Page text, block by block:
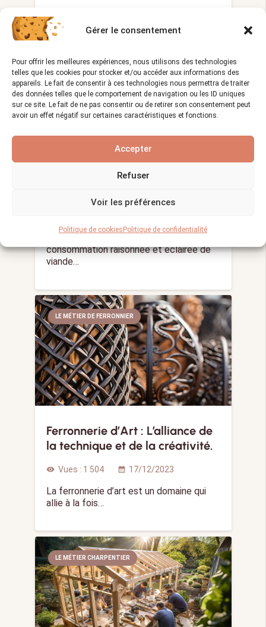
Gérer le consentement
Pour offrir les meilleures expériences, nous utilisons des technologies
telles que les cookies pour stocker et/ou accéder aux informations des
appareils. Le fait de consentir à ces technologies nous permettra de traiter
des données telles que le comportement de navigation ou les ID uniques
sur ce site. Le fait de ne pas consentir ou de retirer son consentement peut
avoir un effet négatif sur certaines caractéristiques et fonctions.
Accepter
Refuser
Voir les préférences
Politique de cookiesPolitique de confidentialité
Boucherie : Les bienfaits d’une
consommation raisonnée et
consommation raisonnée et éclairée de
viande…
LE MÉTIER DE FERRONNIER
Ferronnerie d’Art : L’alliance de
la technique et de la créativité.
visibility Vues : 1 504 calendar_month 17/12/2023
La ferronnerie d’art est un domaine qui
allie à la fois…
LE MÉTIER CHARPENTIER